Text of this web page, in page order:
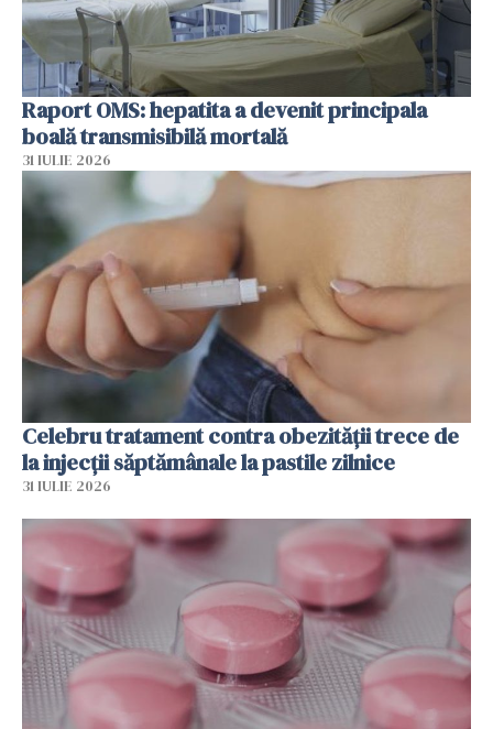
Raport OMS: hepatita a devenit principala
boală transmisibilă mortală
31 IULIE 2026
Celebru tratament contra obezității trece de
la injecții săptămânale la pastile zilnice
31 IULIE 2026